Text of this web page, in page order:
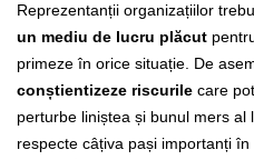
Reprezentanții organizațiilor
un mediu de lucru plăcut
primeze în orice situație. De
conștientizeze riscurile care
perturbe liniștea și bunul mers al
respecte câțiva pași importanți